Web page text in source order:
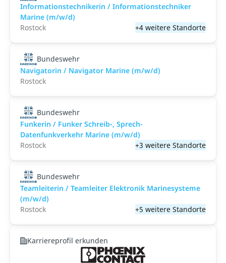
Informationstechnikerin / Informationstechniker
Marine (m/w/d)
Rostock
+4 weitere Standorte
Bundeswehr
Navigatorin / Navigator Marine (m/w/d)
Rostock
Bundeswehr
Funkerin / Funker Schreib-, Sprech-
Datenfunkverkehr Marine (m/w/d)
Rostock
+3 weitere Standorte
Bundeswehr
Teamleiterin / Teamleiter Elektronik Marinesysteme
(m/w/d)
Rostock
+5 weitere Standorte
Karriereprofil erkunden